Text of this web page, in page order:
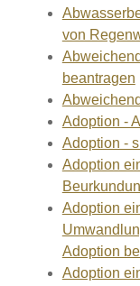
von
beantragen
Adoption -
Adoption -
Adoption
Adoption
Adoption
Adoption